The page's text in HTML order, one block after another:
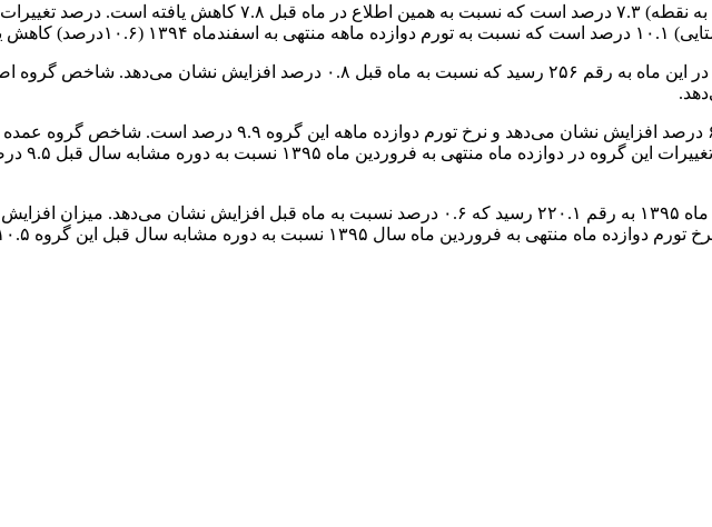
افزایش شاخص کل نسبت به ماه مشابه سال قبل (تورم نقطه به نقطه) ۷.۳ درصد است
همچنین شاخص گروه عمده خوراکی‌ها، آشامیدنی‌ها و دخانیات در این ماه به رقم ۲۵۶ رسید که
شاخص گروه اصلی خوراکی‌ها نسبت به ماه مشابه سال قبل ۶ درصد افزایش نشان
ماه مشابه
شاخص گروه عمده کالاهای غیرخوراکی و خدمات در فروردین ماه ۱۳۹۵ به رقم ۲۲۰.۱ رسید که ۰.۶ درصد نسبت به